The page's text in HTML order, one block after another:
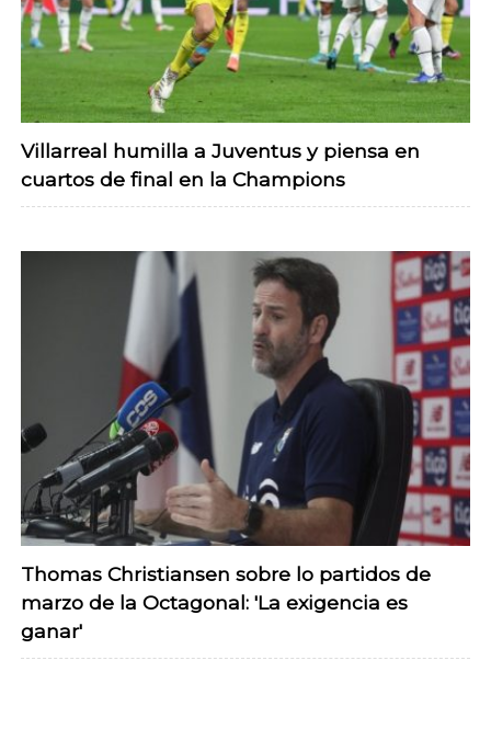
Villarreal humilla a Juventus y piensa en
cuartos de final en la Champions
Thomas Christiansen sobre lo partidos de
marzo de la Octagonal: 'La exigencia es
ganar'